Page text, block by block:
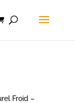
Froid –